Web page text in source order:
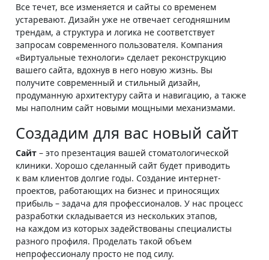
Все течет, все изменяется и сайты со временем
устаревают. Дизайн уже не отвечает сегодняшним
трендам, а структура и логика не соответствует
запросам современного пользователя. Компания
«Виртуальные технологи» сделает реконструкцию
вашего сайта, вдохнув в него новую жизнь. Вы
получите современный и стильный дизайн,
продуманную архитектуру сайта и навигацию, а также
мы наполним сайт новыми мощными механизмами.
Создадим для вас новый сайт
Сайт – это презентация вашей стоматологической
клиники. Хорошо сделанный сайт будет приводить
к вам клиентов долгие годы. Создание интернет-
проектов, работающих на бизнес и приносящих
прибыль – задача для профессионалов. У нас процесс
разработки складывается из нескольких этапов,
на каждом из которых задействованы специалисты
разного профиля. Проделать такой объем
непрофессионалу просто не под силу.